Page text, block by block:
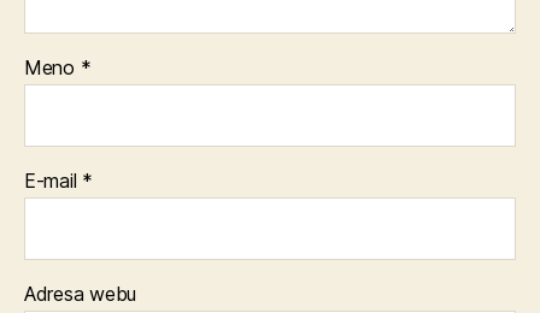
Meno *
E-mail *
Adresa webu